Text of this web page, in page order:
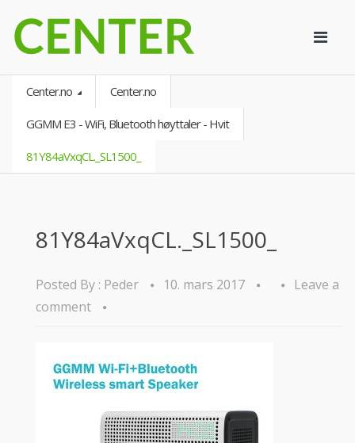
Center.no Center.no
GGMM E3 - WiFi, Bluetooth høyttaler - Hvit
81Y84aVxqCL._SL1500_
81Y84aVxqCL._SL1500_
Posted By : Peder 10. mars 2017
Leave a
comment